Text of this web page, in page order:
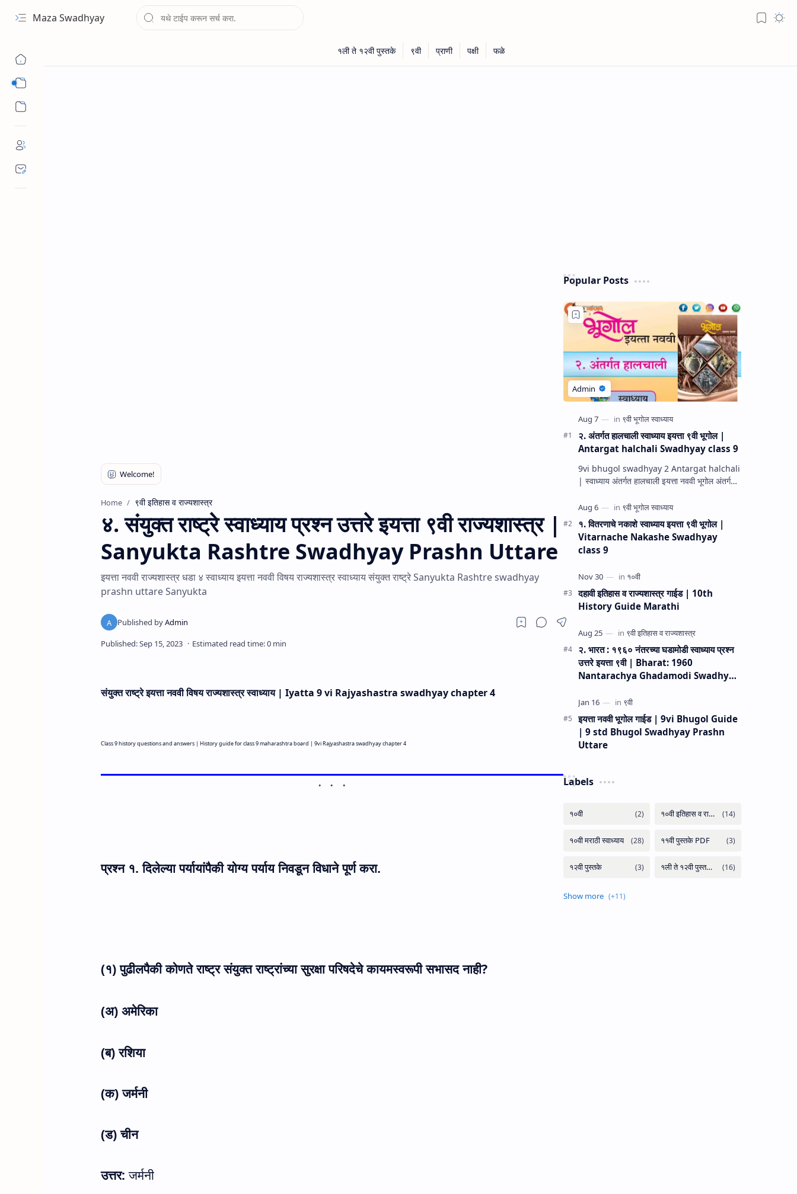
Maza Swadhyay
Home ९वी इतिहास व राज्यशास्त्र
४. संयुक्त राष्ट्रे स्वाध्याय प्रश्न उत्तरे इयत्ता ९वी राज्यशास्त्र |
Sanyukta Rashtre Swadhyay Prashn Uttare
इयत्ता नववी राज्यशास्त्र धडा ४ स्वाध्याय इयत्ता नववी विषय राज्यशास्त्र स्वाध्याय संयुक्त राष्ट्रे Sanyukta Rashtre swadhyay
prashn uttare Sanyukta
संयुक्त राष्ट्रे इयत्ता नववी विषय राज्यशास्त्र स्वाध्याय | Iyatta 9vi Rajyashastra swadhyay chapter 4
Class9history questions and answers | History guide for class9maharashtra board | 9vi Rajyashastra swadhyay chapter4
प्रश्न १. दिलेल्या पर्यायांपैकी योग्य पर्याय निवडून विधाने पूर्ण करा.
(१) पुढीलपैकी कोणते राष्ट्र संयुक्त राष्ट्रांच्या सुरक्षा परिषदेचे कायमस्वरूपी सभासद नाही?
(अ) अमेरिका
(ब) रशिया
(क) जर्मनी
(ड) चीन
उत्तर: जर्मनी
Popular Posts
२. अंतर्गत हालचाली स्वाध्याय इयत्ता ९वी भूगोल |
Antargat halchali Swadhyay class 9
9vi bhugol swadhyay 2 Antargat halchali
| स्वाध्याय अंतर्गत हालचाली इयत्ता नववी भूगोल अंतर्गत
१. वितरणाचे नकाशे स्वाध्याय इयत्ता ९वी भूगोल |
Vitarnache Nakashe Swadhyay
class 9
दहावी इतिहास व राज्यशास्त्र गाईड | 10th
History Guide Marathi
२. भारत : १९६० नंतरच्या घडामोडी स्वाध्याय प्रश्न
उत्तरे इयत्ता ९वी | Bharat: 1960
Nantarachya Ghadamodi Swadhyay
इयत्ता नववी भूगोल गाईड | 9vi Bhugol Guide
| 9 std Bhugol Swadhyay Prashn
Uttare
Labels